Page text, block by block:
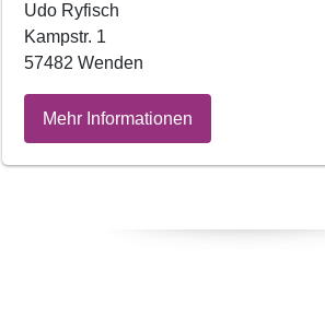
Udo Ryfisch
Kampstr. 1
57482 Wenden
Mehr Informationen